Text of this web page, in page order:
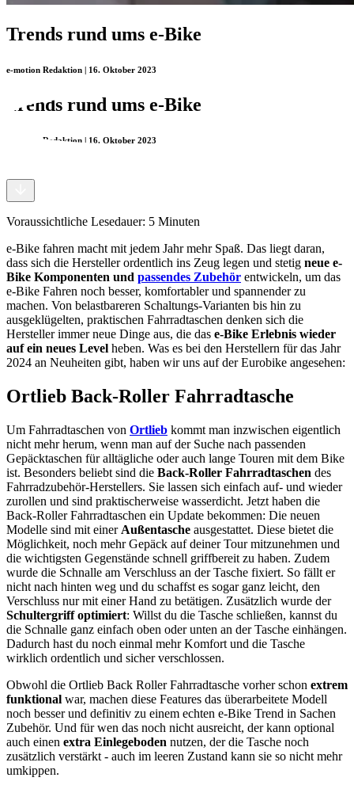
Trends rund ums e-Bike
e-motion Redaktion | 16. Oktober 2023
Trends rund ums e-Bike
e-motion Redaktion | 16. Oktober 2023
Voraussichtliche Lesedauer: 5 Minuten
e-Bike fahren macht mit jedem Jahr mehr Spaß. Das liegt daran,
dass sich die Hersteller ordentlich ins Zeug legen und stetig neue e-
Bike Komponenten und passendes Zubehör entwickeln, um das
e-Bike Fahren noch besser, komfortabler und spannender zu
machen. Von belastbareren Schaltungs-Varianten bis hin zu
ausgeklügelten, praktischen Fahrradtaschen denken sich die
Hersteller immer neue Dinge aus, die das e-Bike Erlebnis wieder
auf ein neues Level heben. Was es bei den Herstellern für das Jahr
2024 an Neuheiten gibt, haben wir uns auf der Eurobike angesehen:
Ortlieb Back-Roller Fahrradtasche
Um Fahrradtaschen von Ortlieb kommt man inzwischen eigentlich
nicht mehr herum, wenn man auf der Suche nach passenden
Gepäcktaschen für alltägliche oder auch lange Touren mit dem Bike
ist. Besonders beliebt sind die Back-Roller Fahrradtaschen des
Fahrradzubehör-Herstellers. Sie lassen sich einfach auf- und wieder
zurollen und sind praktischerweise wasserdicht. Jetzt haben die
Back-Roller Fahrradtaschen ein Update bekommen: Die neuen
Modelle sind mit einer Außentasche ausgestattet. Diese bietet die
Möglichkeit, noch mehr Gepäck auf deiner Tour mitzunehmen und
die wichtigsten Gegenstände schnell griffbereit zu haben. Zudem
wurde die Schnalle am Verschluss an der Tasche fixiert. So fällt er
nicht nach hinten weg und du schaffst es sogar ganz leicht, den
Verschluss nur mit einer Hand zu betätigen. Zusätzlich wurde der
Schultergriff optimiert: Willst du die Tasche schließen, kannst du
die Schnalle ganz einfach oben oder unten an der Tasche einhängen.
Dadurch hast du noch einmal mehr Komfort und die Tasche
wirklich ordentlich und sicher verschlossen.
Obwohl die Ortlieb Back Roller Fahrradtasche vorher schon extrem
funktional war, machen diese Features das überarbeitete Modell
noch besser und definitiv zu einem echten e-Bike Trend in Sachen
Zubehör. Und für wen das noch nicht ausreicht, der kann optional
auch einen extra Einlegeboden nutzen, der die Tasche noch
zusätzlich verstärkt - auch im leeren Zustand kann sie so nicht mehr
umkippen.